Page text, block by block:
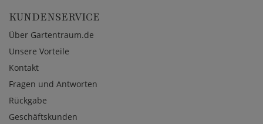
KUNDENSERVICE
Über Gartentraum.de
Unsere Vorteile
Kontakt
Fragen und Antworten
Rückgabe
Geschäftskunden